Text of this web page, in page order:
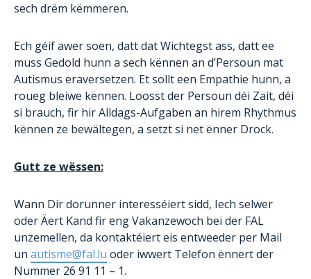
sech drëm këmmeren.
Ech géif awer soen, datt dat Wichtegst ass, datt ee
muss Gedold hunn a sech kënnen an d’Persoun mat
Autismus eraversetzen. Et sollt een Empathie hunn, a
roueg bleiwe kënnen. Loosst der Persoun déi Zäit, déi
si brauch, fir hir Alldags-Aufgaben an hirem Rhythmus
kënnen ze bewältegen, a setzt si net ënner Drock.
Gutt ze wëssen:
Wann Dir dorunner interesséiert sidd, Iech selwer
oder Äert Kand fir eng Vakanzewoch bei der FAL
unzemellen, da kontaktéiert eis entweeder per Mail
un autisme@fal.lu oder iwwert Telefon ënnert der
Nummer 26 91 11 – 1.